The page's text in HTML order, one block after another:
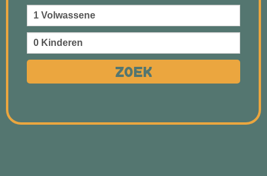
Zoek